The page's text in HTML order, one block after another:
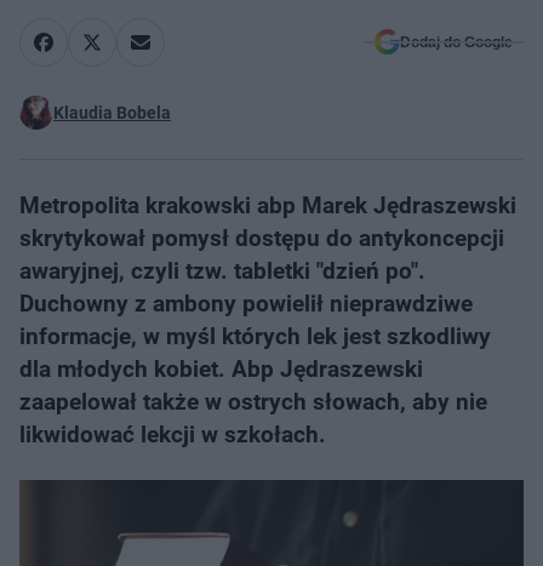
Dodaj do Google
Klaudia Bobela
Metropolita krakowski abp Marek Jędraszewski
skrytykował pomysł dostępu do antykoncepcji
awaryjnej, czyli tzw. tabletki "dzień po".
Duchowny z ambony powielił nieprawdziwe
informacje, w myśl których lek jest szkodliwy
dla młodych kobiet. Abp Jędraszewski
zaapelował także w ostrych słowach, aby nie
likwidować lekcji w szkołach.